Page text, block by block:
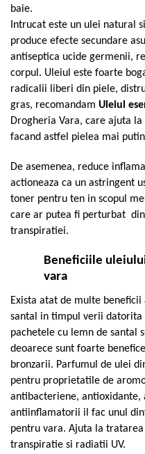
Haruharu Wonder
Medicube
ARIUL
Dr. Althea
DELLA BORN
Ulei de cocos
Ulei de peste
Ulei MCT
Vitamina A
Vitamina B
Vitamina C
Vitamina D
Vitamina K
Zinc
Cătină
Produse Apicole
Cacao
baie.
Intrucat este un ulei natural
produce efecte secundare
antiseptica ucide germenii,
corpul. Uleiul este foarte
radicalii liberi din piele,
gras, recomandam Uleiul
Drogheria Vara, care ajuta
facand astfel pielea mai
De asemenea, reduce
actioneaza ca un astringent
toner pentru ten in scopul
care ar putea fi perturbat din
transpiratiei.
Beneficiile
vara
Exista atat de multe
santal in timpul verii
pachetele cu lemn de santal
deoarece sunt foarte
bronzarii. Parfumul de ulei
pentru proprietatile de
antibacteriene,
antiinflamatorii il fac unul
pentru vara. Ajuta la
transpiratie si radiatii UV.